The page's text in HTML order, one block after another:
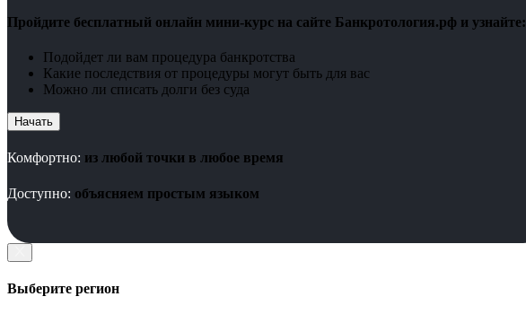
Пройдите бесплатный онлайн мини-курс на сайте Банкротология.рф и узнайте:
Подойдет ли вам процедура банкротства
Какие последствия от процедуры могут быть для вас
Можно ли списать долги без суда
Начать
Комфортно: из любой точки в любое время
Доступно: объясняем простым языком
Выберите регион